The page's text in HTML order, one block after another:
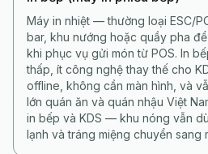
Máy in nhiệt — thường loại ESC/
bar, khu nướng hoặc quầy pha
khi phục vụ gửi món từ POS. In
thấp, ít công nghệ thay thế cho
offline, không cần màn hình, và
lớn quán ăn và quán nhậu Việt
in bếp và KDS — khu nóng vẫn
lạnh và tráng miệng chuyển sang